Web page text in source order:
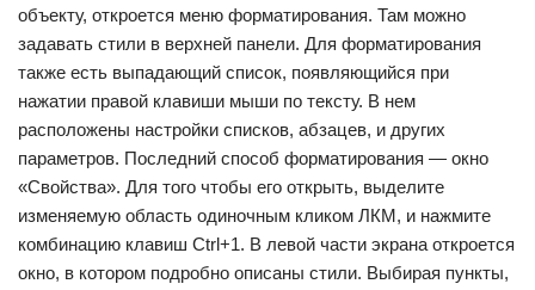
объекту, откроется меню форматирования. Там можно
задавать стили в верхней панели. Для форматирования
также есть выпадающий список, появляющийся при
нажатии правой клавиши мыши по тексту. В нем
расположены настройки списков, абзацев, и других
параметров. Последний способ форматирования — окно
«Свойства». Для того чтобы его открыть, выделите
изменяемую область одиночным кликом ЛКМ, и нажмите
комбинацию клавиш Ctrl+1. В левой части экрана откроется
окно, в котором подробно описаны стили. Выбирая пункты,